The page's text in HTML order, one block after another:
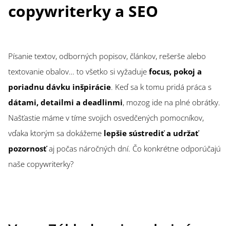
copywriterky a SEO
Písanie textov, odborných popisov, článkov, rešerše alebo
textovanie obalov… to všetko si vyžaduje focus, pokoj a
poriadnu dávku inšpirácie. Keď sa k tomu pridá práca s
dátami, detailmi a deadlinmi, mozog ide na plné obrátky.
Našťastie máme v tíme svojich osvedčených pomocníkov,
vďaka ktorým sa dokážeme lepšie sústrediť a udržať
pozornosťaj počas náročných dní. Čo konkrétne odporúčajú
naše copywriterky?